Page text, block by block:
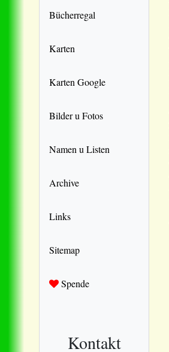
Bücherregal
Karten
Karten Google
Bilder u Fotos
Namen u Listen
Archive
Links
Sitemap
Spende
Kontakt